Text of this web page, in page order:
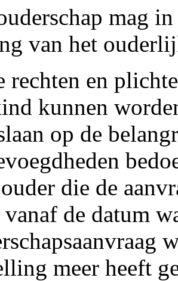
mag
van het
rechten en
kunnen
op de
die de
de datum
meer heeft